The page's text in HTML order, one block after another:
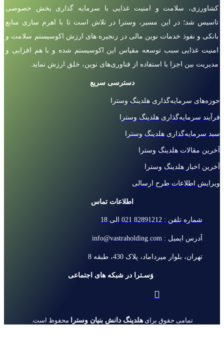
کشاورزی، سلامت و امنیت غذایی با سرمایه گذاری بخش خصوصی
تاسیس شد؛ در این مسیر، وسترا در تلاش است تا با اهرم سازی منابع
بانکی و نفوذ خدمات نوین مالی در زنجیره های ارزش اکوسیستم سلامت و
امنیت غذایی سبب توسعه مقیاس این اکوسیستم شده و با هم افزایی و
مدیریت بین اجزا با استفاده از فناوری‌های نوین، خلق ارزش نماید.
دسترسی سریع
حوزه‌های سرمایه‌گذاری هلدینگ وسترا
فرآیند سرمایه‌گذاری هلدینگ وسترا
سبد سرمایه‌گذاری هلدینگ وسترا
آخرین مقالات هلدینگ وسترا
آخرین اخبار هلدینگ وسترا
ویرایش اطلاعات طرح ارسالی
اطلاعات تماس
شماره تلفن : 82891212 021 الی 18
آدرس ایمیل : info@vastraholding.com
تهران، بلوار میرداماد، پلاک 430، طبقه 8
وَسـترا در شبکه های اجتماعی
تمامی حقوق برایهلدینگ دانش بنیان وسترا محفوظ است.